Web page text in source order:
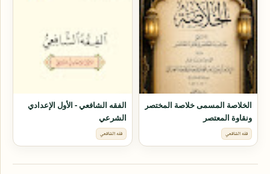
الخلاصة المسمى خلاصة المختصر
ونقاوة المعتصر
فقه الشافعي
الفقه الشافعي - الأول الإعدادي
الشرعي
فقه الشافعي